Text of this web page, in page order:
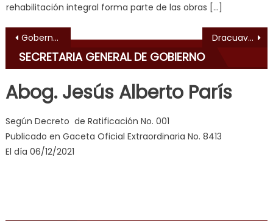
भ
indian
erotic
videos
de
pono
rehabilitación integral forma parte de las obras […]
Navegación de entradas
Gobernador Lacava inauguró año escolar 2019-2020 desde El Palotal Dracuavalancha de limpieza llegó a Mariara
SECRETARIA GENERAL DE GOBIERNO
Abog. Jesús Alberto París
Según Decreto de Ratificación No. 001
Publicado en Gaceta Oficial Extraordinaria No. 8413
El día 06/12/2021